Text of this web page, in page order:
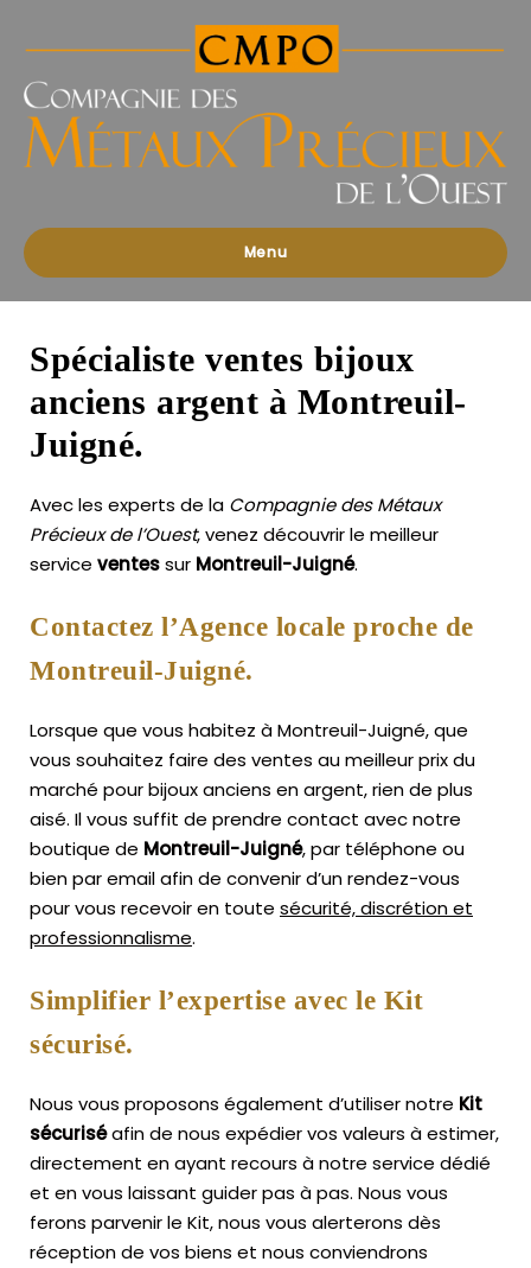
des
Précieux
l'Ouest
Menu
Spécialiste ventes bijoux
anciens argent à Montreuil-
Juigné.
Avec les experts de la Compagnie des Métaux
Précieux de l’Ouest, venez découvrir le meilleur
service ventessur Montreuil-Juigné.
Contactez l’Agence locale proche de
Montreuil-Juigné.
Lorsque que vous habitez à Montreuil-Juigné, que
vous souhaitez faire des ventes au meilleur prix du
marché pour bijoux anciens en argent, rien de plus
aisé. Il vous suffit de prendre contact avec notre
boutique de Montreuil-Juigné, par téléphone ou
bien par email afin de convenir d’un rendez-vous
pour vous recevoir en toute sécurité, discrétion et
professionnalisme.
Simplifier l’expertise avec le Kit
sécurisé.
Nous vous proposons également d’utiliser notre Kit
sécuriséafin de nous expédier vos valeurs à estimer,
directement en ayant recours à notre service dédié
et en vous laissant guider pas à pas. Nous vous
ferons parvenir le Kit, nous vous alerterons dès
réception de vos biens et nous conviendrons